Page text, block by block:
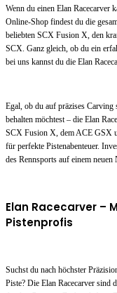
Wenn du einen Elan Racecarver
Online-Shop findest du die
beliebten SCX Fusion X, den
SCX. Ganz gleich, ob du ein
bei uns kannst du die Elan
Egal, ob du auf präzises
behalten möchtest – die Elan
SCX Fusion X, dem ACE GSX
für perfekte Pistenabenteuer.
des Rennsports auf einem neuen
Elan Racecarver –
Pistenprofis
Suchst du nach höchster
Piste? Die Elan Racecarver sind